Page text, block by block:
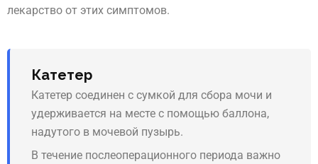
лекарство от этих симптомов.
Катетер
Катетер соединен с сумкой для сбора мочи и
удерживается на месте с помощью баллона,
надутого в мочевой пузырь.
В течение послеоперационного периода важно